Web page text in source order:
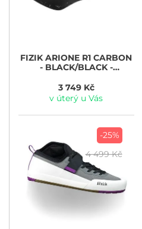
FIZIKARIONE R1 CARBON
- BLACK/BLACK -
3 749 Kč
v úterý u Vás
-25%
4 499 Kč